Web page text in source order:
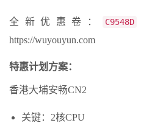
全新优惠卷： C9548D
https://wuyouyun.com
特惠计划方案：
香港大埔安畅CN2
关键：2核CPU